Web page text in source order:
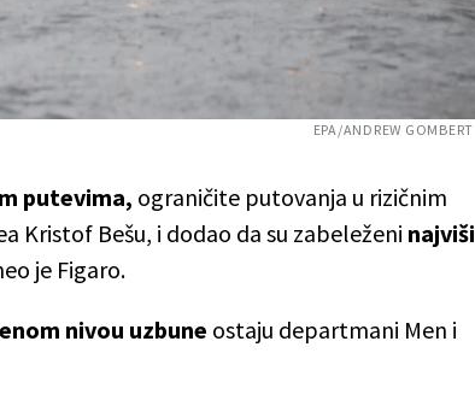
EPA/ANDREW GOMBERT
putevima, ograničite putovanja u rizičnim
Kristof Bešu, i dodao da su zabeleženi najviši
je Figaro.
nivou uzbune ostaju departmani Men i